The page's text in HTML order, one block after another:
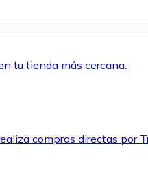
tu tienda más cercana.
compras directas por